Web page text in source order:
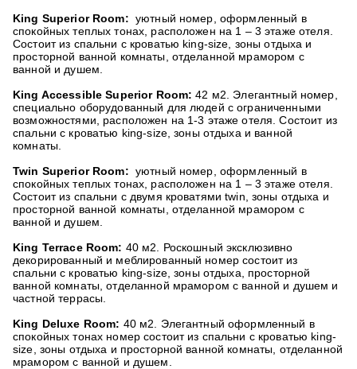
King Superior Room: уютный номер, оформленный в
спокойных теплых тонах, расположен на 1 – 3 этаже отеля.
Состоит из спальни с кроватью king-size, зоны отдыха и
просторной ванной комнаты, отделанной мрамором с
ванной и душем.
King Accessible Superior Room: 42 м2. Элегантный номер,
специально оборудованный для людей с ограниченными
возможностями, расположен на 1-3 этаже отеля. Состоит из
спальни с кроватью king-size, зоны отдыха и ванной
комнаты.
Twin Superior Room: уютный номер, оформленный в
спокойных теплых тонах, расположен на 1 – 3 этаже отеля.
Состоит из спальни с двумя кроватями twin, зоны отдыха и
просторной ванной комнаты, отделанной мрамором с
ванной и душем.
King Terrace Room: 40 м2. Роскошный эксклюзивно
декорированный и меблированный номер состоит из
спальни с кроватью king-size, зоны отдыха, просторной
ванной комнаты, отделанной мрамором с ванной и душем и
частной террасы.
King Deluxe Room: 40 м2. Элегантный оформленный в
спокойных тонах номер состоит из спальни с кроватью king-
size, зоны отдыха и просторной ванной комнаты, отделанной
мрамором с ванной и душем.